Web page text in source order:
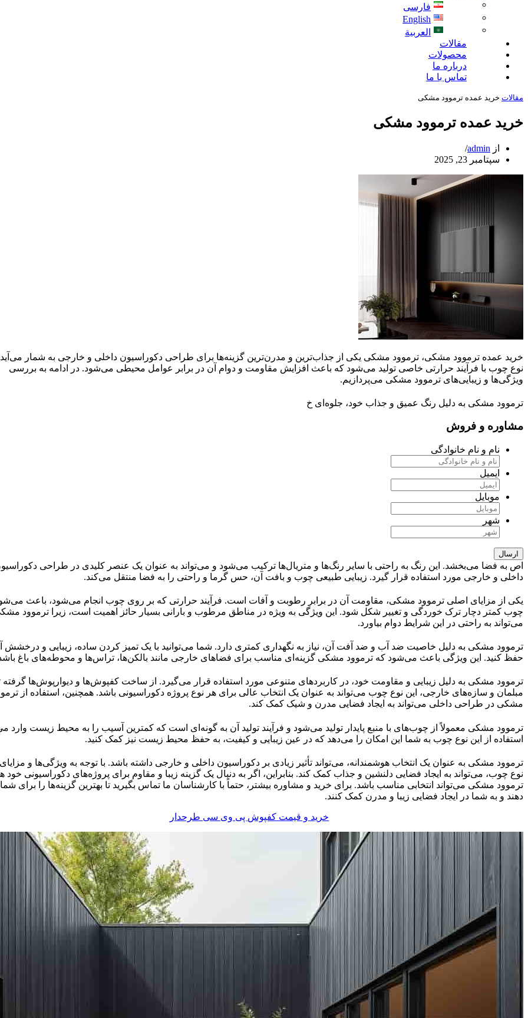
فارسی
English
العربية
مقالات
محصولات
درباره ما
تماس با ما
مقالات خرید عمده ترموود مشکی
خرید عمده ترموود مشکی
از admin
سپتامبر 23, 2025
خرید عمده ترموود مشکی، ترموود مشکی یکی از جذاب‌ترین و مدرن‌ترین گزینه‌ها برای طراحی دکوراسیون داخلی و خارجی به شمار
نوع چوب با فرآیند حرارتی خاصی تولید می‌شود که باعث افزایش مقاومت و دوام آن در برابر عوامل محیطی می‌شود. در ادامه به بررسی
ویژگی‌ها و زیبایی‌های ترموود مشکی می‌پردازیم.
ترموود مشکی به دلیل رنگ عمیق و جذاب خود، جلوه‌ای خ
مشاوره و فروش
نام و نام خانوادگی
ایمیل
موبایل
شهر
اص به فضا می‌بخشد. این رنگ به راحتی با سایر رنگ‌ها و متریال‌ها ترکیب می‌شود و می‌تواند به عنوان یک عنصر کلیدی در طراحی
داخلی و خارجی مورد استفاده قرار گیرد. زیبایی طبیعی چوب و بافت آن، حس گرما و راحتی را به فضا منتقل می‌کند.
یکی از مزایای اصلی ترموود مشکی، مقاومت آن در برابر رطوبت و آفات است. فرآیند حرارتی که بر روی چوب انجام می‌شود، باعث
چوب کمتر دچار ترک خوردگی و تغییر شکل شود. این ویژگی به ویژه در مناطق مرطوب و بارانی بسیار حائز اهمیت است، زیرا ترموود
می‌تواند به راحتی در این شرایط دوام بیاورد.
ترموود مشکی به دلیل خاصیت ضد آب و ضد آفت آن، نیاز به نگهداری کمتری دارد. شما می‌توانید با یک تمیز کردن ساده، زیبایی و درخشش
حفظ کنید. این ویژگی باعث می‌شود که ترموود مشکی گزینه‌ای مناسب برای فضاهای خارجی مانند بالکن‌ها، تراس‌ها و محوطه‌های باغ
ترموود مشکی به دلیل زیبایی و مقاومت خود، در کاربردهای متنوعی مورد استفاده قرار می‌گیرد. از ساخت کفپوش‌ها و دیوارپوش‌ها گرفته
مبلمان و سازه‌های خارجی، این نوع چوب می‌تواند به عنوان یک انتخاب عالی برای هر نوع پروژه دکوراسیونی باشد. همچنین، استفاده از
مشکی در طراحی داخلی می‌تواند به ایجاد فضایی مدرن و شیک کمک کند.
ترموود مشکی معمولاً از چوب‌های با منبع پایدار تولید می‌شود و فرآیند تولید آن به گونه‌ای است که کمترین آسیب را به محیط زیست وارد
استفاده از این نوع چوب به شما این امکان را می‌دهد که در عین زیبایی و کیفیت، به حفظ محیط زیست نیز کمک کنید.
ترموود مشکی به عنوان یک انتخاب هوشمندانه، می‌تواند تأثیر زیادی بر دکوراسیون داخلی و خارجی داشته باشد. با توجه به ویژگی‌ها و
نوع چوب، می‌تواند به ایجاد فضایی دلنشین و جذاب کمک کند. بنابراین، اگر به دنبال یک گزینه زیبا و مقاوم برای پروژه‌های دکوراسیونی خود
ترموود مشکی می‌تواند انتخابی مناسب باشد. برای خرید و مشاوره بیشتر، حتماً با کارشناسان ما تماس بگیرید تا بهترین گزینه‌ها را برای شما
دهند و به شما در ایجاد فضایی زیبا و مدرن کمک کنند.
خرید و قیمت کفپوش پی وی سی طرحدار